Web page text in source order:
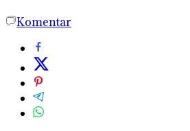
Komentar